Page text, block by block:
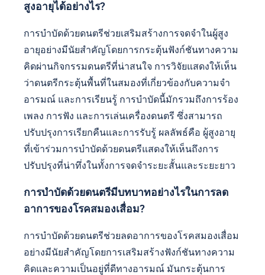
สูงอายุได้อย่างไร?
การบำบัดด้วยดนตรีช่วยเสริมสร้างการจดจำในผู้สูง
อายุอย่างมีนัยสำคัญโดยการกระตุ้นฟังก์ชันทางความ
คิดผ่านกิจกรรมดนตรีที่น่าสนใจ การวิจัยแสดงให้เห็น
ว่าดนตรีกระตุ้นพื้นที่ในสมองที่เกี่ยวข้องกับความจำ
อารมณ์ และการเรียนรู้ การบำบัดนี้มักรวมถึงการร้อง
เพลง การฟัง และการเล่นเครื่องดนตรี ซึ่งสามารถ
ปรับปรุงการเรียกคืนและการรับรู้ ผลลัพธ์คือ ผู้สูงอายุ
ที่เข้าร่วมการบำบัดด้วยดนตรีแสดงให้เห็นถึงการ
ปรับปรุงที่น่าทึ่งในทั้งการจดจำระยะสั้นและระยะยาว
การบำบัดด้วยดนตรีมีบทบาทอย่างไรในการลด
อาการของโรคสมองเสื่อม?
การบำบัดด้วยดนตรีช่วยลดอาการของโรคสมองเสื่อม
อย่างมีนัยสำคัญโดยการเสริมสร้างฟังก์ชันทางความ
คิดและความเป็นอยู่ที่ดีทางอารมณ์ มันกระตุ้นการ